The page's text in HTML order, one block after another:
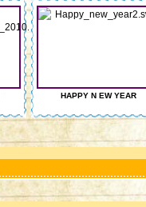
HAPPY N EW YEAR